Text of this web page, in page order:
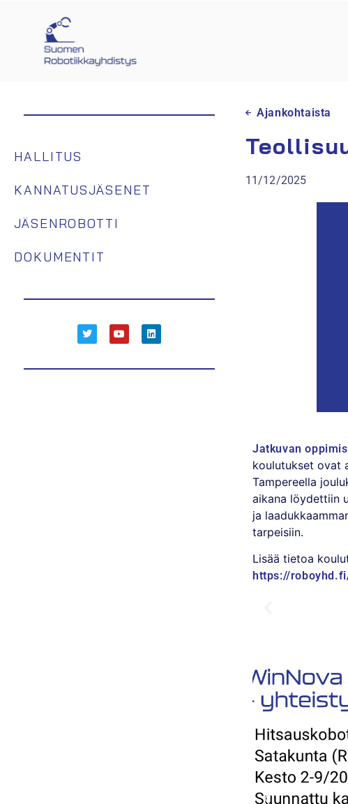
HALLITUS
KANNATUSJÄSENET
JÄSENROBOTTI
DOKUMENTIT
Ajankohtaista
11/12/2025
Jatkuvan
koulutukset ovat
Tampereella
aikana löydettiin
ja
tarpeisiin.
Lisää tietoa
https://